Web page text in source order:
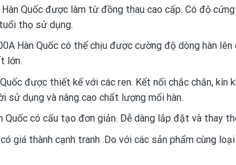
Quốc được làm từ đồng thau cao cấp. Có độ
thọ sử dụng.
Hàn Quốc có thể chịu được cường độ dòng hàn lên
lớn.
được thiết kế với các ren. Kết nối chắc chắn, kín
sử dụng và nâng cao chất lượng mối hàn.
Quốc có cấu tạo đơn giản. Dễ dàng lắp đặt và thay
giá thành cạnh tranh .Do với các sản phẩm cùng